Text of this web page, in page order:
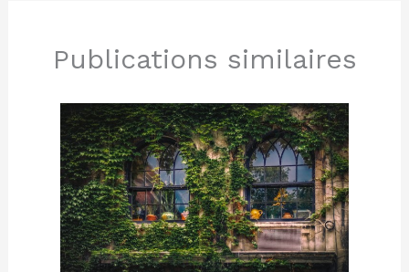
Publications similaires